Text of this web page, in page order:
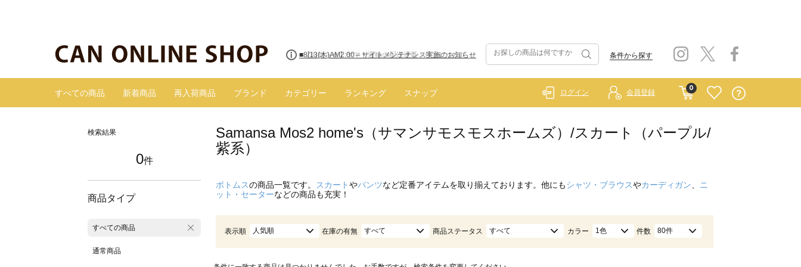
■8/13(木)AM2:00～サイトメンテナンス実施のお知らせ 条件から探す
すべての商品 新着商品 再入荷商品 ブランド カテゴリー ランキング スナップ
0
ログイン 会員登録
検索結果
0件
商品タイプ
すべての商品
通常商品
Samansa Mos2 home's（サマンサモスモスホームズ）/スカート（パープル/
紫系）
ボトムスの商品一覧です。 スカートやパンツなど定番アイテムを取り揃えております。他にもシャツ・ブラウスやカーディガン
ニ
ット・セーターなどの商品も充実！
表示順 人気順 在庫の有無 すべて 商品ステータス すべて カラー 1色 件数 80件